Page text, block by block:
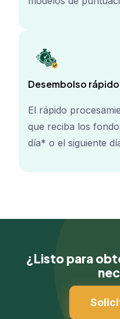
Desembolso
El rápido
que reciba los
día* o el siguiente
¿Listo para